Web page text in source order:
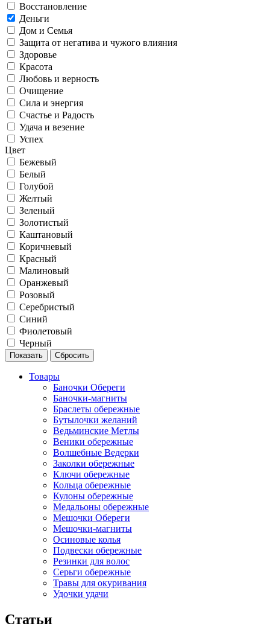
Восстановление
Деньги
Дом и Семья
Защита от негатива и чужого влияния
Здоровье
Красота
Любовь и верность
Очищение
Сила и энергия
Счастье и Радость
Удача и везение
Успех
Цвет
Бежевый
Белый
Голубой
Желтый
Зеленый
Золотистый
Каштановый
Коричневый
Красный
Малиновый
Оранжевый
Розовый
Серебристый
Синий
Фиолетовый
Черный
Товары
Баночки Обереги
Баночки-магниты
Браслеты обережные
Бутылочки желаний
Ведьминские Метлы
Веники обережные
Волшебные Ведерки
Заколки обережные
Ключи обережные
Кольца обережные
Кулоны обережные
Медальоны обережные
Мешочки Обереги
Мешочки-магниты
Осиновые колья
Подвески обережные
Резинки для волос
Серьги обережные
Травы для окуривания
Удочки удачи
Статьи